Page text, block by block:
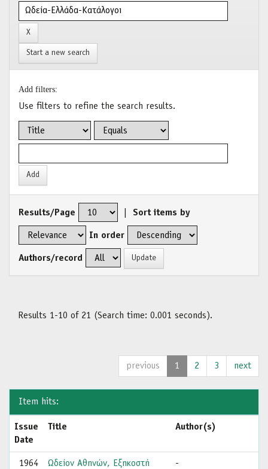
Start a new search
Add filters:
Use filters to refine the search results.
Results/Page Sort items by
In order
Authors/record
Results 1-10 of 21 (Search time: 0.001 seconds).
previous 1 2 3 next
Item hits:
Issue
Date
Title Author(s)
1964
Ωδείον Αθηνών, Εξηκοστή
-